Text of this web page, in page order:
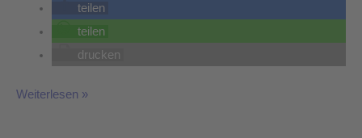
teilen
teilen
drucken
Weiterlesen »